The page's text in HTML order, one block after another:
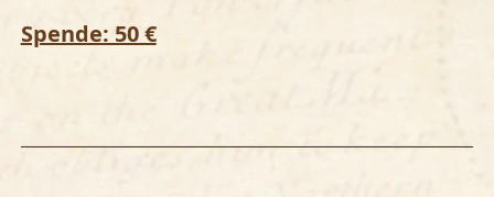
Spende: 50 €